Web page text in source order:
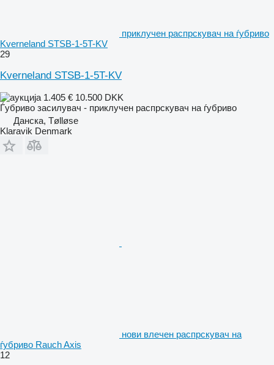
приклучен распрскувач на ѓубриво
Kverneland STSB-1-5T-KV
29
Kverneland STSB-1-5T-KV
1.405 € 10.500 DKK
Ѓубриво засилувач - приклучен распрскувач на ѓубриво
Данска, Tølløse
Klaravik Denmark
нови влечен распрскувач на
ѓубриво Rauch Axis
12